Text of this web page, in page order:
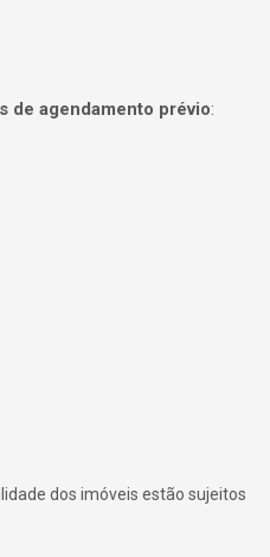
de agendamento prévio:
dos imóveis estão sujeitos